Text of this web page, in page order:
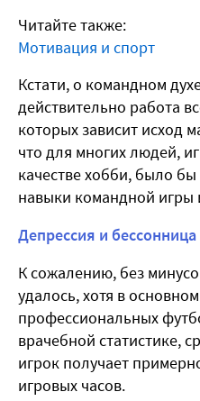
Читайте также:
Мотивация и спорт
Кстати, о командном
действительно работа
которых зависит исход
что для многих людей,
качестве хобби, было
навыки командной игры
Депрессия и бессонница
К сожалению, без
удалось, хотя в
профессиональных
врачебной статистике,
игрок получает
игровых часов.